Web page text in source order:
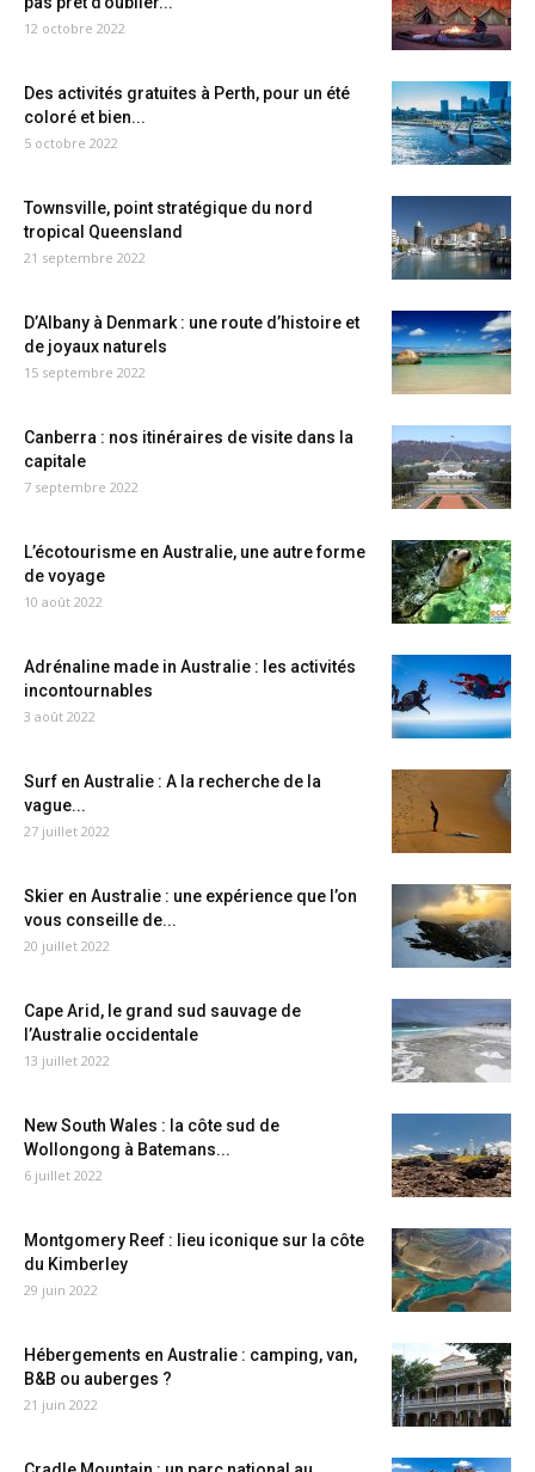
12 octobre 2022
Des activités gratuites à Perth, pour un été
coloré et bien...
5 octobre 2022
Townsville, point stratégique du nord
tropical Queensland
21 septembre 2022
D’Albany à Denmark : une route d’histoire et
de joyaux naturels
15 septembre 2022
Canberra : nos itinéraires de visite dans la
capitale
7 septembre 2022
L’écotourisme en Australie, une autre forme
de voyage
10 août 2022
Adrénaline made in Australie : les activités
incontournables
3 août 2022
Surf en Australie : A la recherche de la
vague...
27 juillet 2022
Skier en Australie : une expérience que l’on
vous conseille de...
20 juillet 2022
Cape Arid, le grand sud sauvage de
l’Australie occidentale
13 juillet 2022
New South Wales : la côte sud de
Wollongong à Batemans...
6 juillet 2022
Montgomery Reef : lieu iconique sur la côte
du Kimberley
29 juin 2022
Hébergements en Australie : camping, van,
B&B ou auberges ?
21 juin 2022